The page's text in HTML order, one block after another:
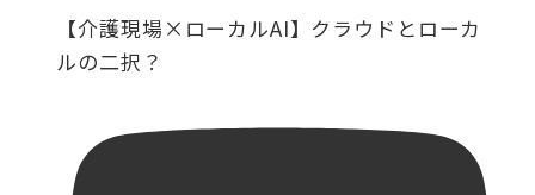
【介護現場×ローカルAI】クラウドとローカ
ルの二択？